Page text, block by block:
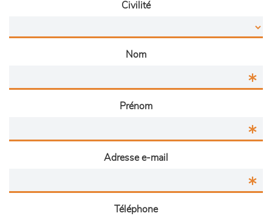
Civilité
Nom
Prénom
Adresse e-mail
Téléphone